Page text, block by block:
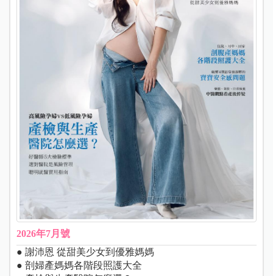
2026年7月號
● 謝沛恩 從甜美少女到優雅媽媽
● 剖婦產媽媽各階段照護大全